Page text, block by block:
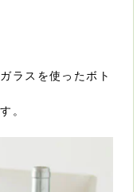
ラスを使ったボト
。